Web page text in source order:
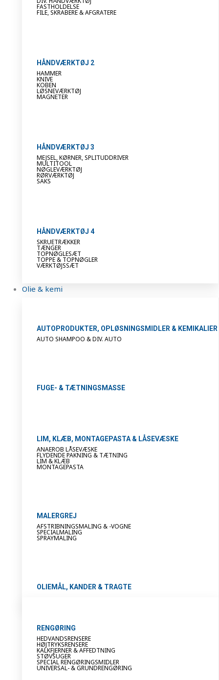
FASTHOLDELSE
FILE, SKRABERE & AFGRATERE
HÅNDVÆRKTØJ 2
HAMMER
KNIVE
KOBEN
LØSNEVÆRKTØJ
MAGNETER
HÅNDVÆRKTØJ 3
MEJSEL, KØRNER, SPLITUDDRIVER
MULTITOOL
NØGLEVÆRKTØJ
RØRVÆRKTØJ
SAKS
HÅNDVÆRKTØJ 4
SKRUETRÆKKER
TÆNGER
TOPNØGLESÆT
TOPPE & TOPNØGLER
VÆRKTØJSSÆT
Olie & kemi
AUTOPRODUKTER, OPLØSNINGSMIDLER & KEMIKALIER
AUTO SHAMPOO & DIV. AUTO
FUGE- & TÆTNINGSMASSE
LIM, KLÆB, MONTAGEPASTA & LÅSEVÆSKE
ANAEROB LÅSEVÆSKE
FLYDENDE PAKNING & TÆTNING
LIM & KLÆB
MONTAGEPASTA
MALERGREJ
AFSTRIBNINGSMALING & -VOGNE
SPECIALMALING
SPRAYMALING
OLIEMÅL, KANDER & TRAGTE
RENGØRING
HEDVANDSRENSERE
HØJTRYKSRENSERE
KALKFJERNER & AFFEDTNING
STØVSUGER
SPECIAL RENGØRINGSMIDLER
UNIVERSAL- & GRUNDRENGØRING